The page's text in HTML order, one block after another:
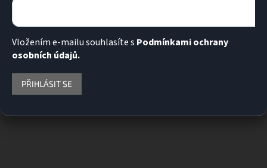
Vložením e-mailu souhlasíte s Podmínkami ochrany
osobních údajů.
PŘIHLÁSIT SE